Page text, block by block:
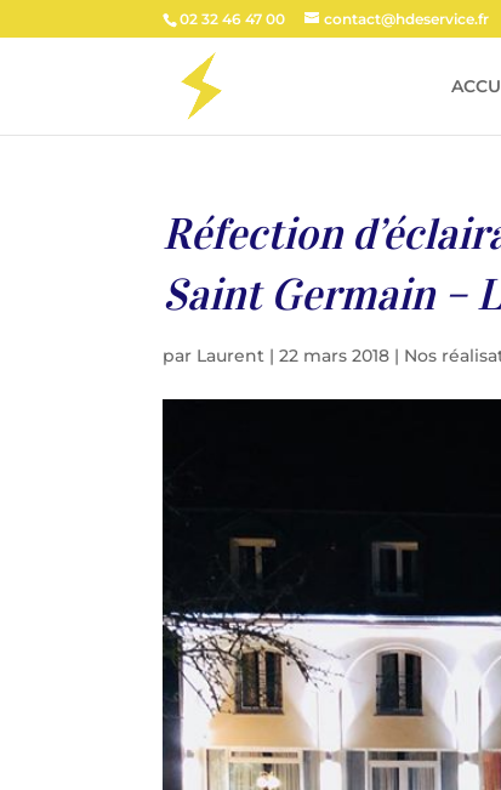
02 32 46 47 00 contact@hdeservice.fr
Réfection
Saint Germain –
par Laurent |22 mars 2018 | Nos